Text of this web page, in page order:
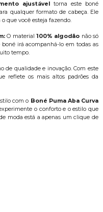
ajustável
torna este boné
qualquer formato de cabeça. Ele
que você esteja fazendo.
O material100% algodão não só
irá acompanhá-lo em todas as
tempo.
de qualidade e inovação. Com este
reflete os mais altos padrões da
com o Boné Puma Aba Curva
o conforto e o estilo que
moda está a apenas um clique de